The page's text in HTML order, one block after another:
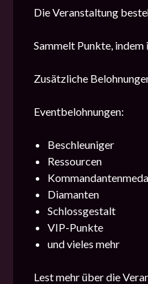
Die Veranstaltung
Sammelt Punkte,
Zusätzliche
Eventbelohnungen:
Beschleuniger
Ressourcen
Diamanten
Schlossgestalt
VIP-Punkte
und vieles mehr
Lest mehr über die